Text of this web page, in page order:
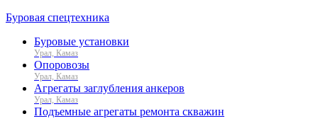
Буровая спецтехника
Буровые установки
Урал, Камаз
Опоровозы
Урал, Камаз
Агрегаты заглубления анкеров
Урал, Камаз
Подъемные агрегаты ремонта скважин